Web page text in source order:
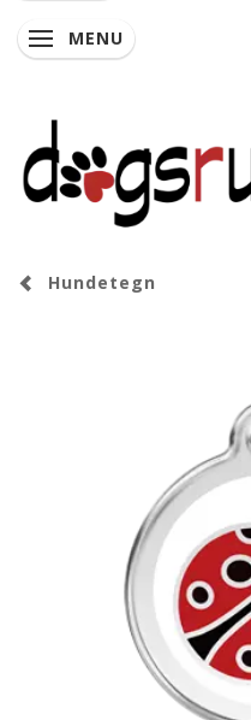
SKIFTE NAVIGATION
MENU
Hundetegn